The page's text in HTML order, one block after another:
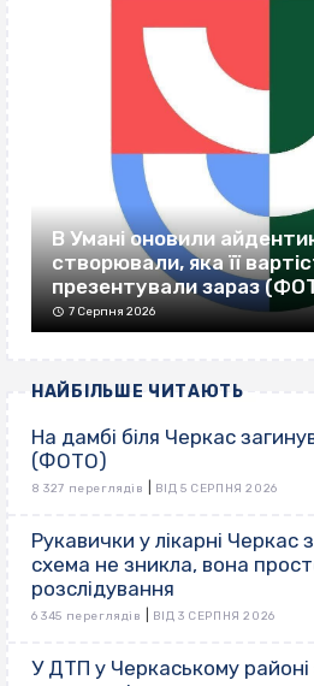
В Умані оновили
створювали, яка її
презентували зараз
7 Серпня 2026
НАЙБІЛЬШЕ ЧИТАЮТЬ
На дамбі біля Черкас
(ФОТО)
8 327 переглядів ВІД 5 СЕРПНЯ 2026
Рукавички у лікарні Черкас
схема не зникла, вона
розслідування
6 345 переглядів ВІД 3 СЕРПНЯ 2026
У ДТП у Черкаському районі